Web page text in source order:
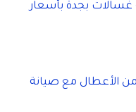
بجدة بأسعار
الأعطال مع صيانة